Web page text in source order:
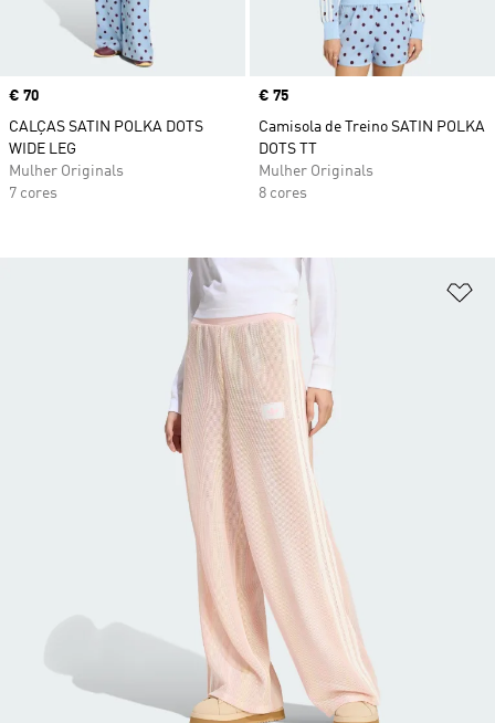
Price
€ 70
CALÇAS SATIN POLKA DOTS
WIDE LEG
Mulher Originals
7 cores
Price
€ 75
Camisola de Treino SATIN POLKA
DOTS TT
Mulher Originals
8 cores